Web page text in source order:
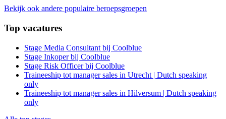
Bekijk ook andere populaire beroepsgroepen
Top vacatures
Stage Media Consultant bij Coolblue
Stage Inkoper bij Coolblue
Stage Risk Officer bij Coolblue
Traineeship tot manager sales in Utrecht | Dutch speaking
only
Traineeship tot manager sales in Hilversum | Dutch speaking
only